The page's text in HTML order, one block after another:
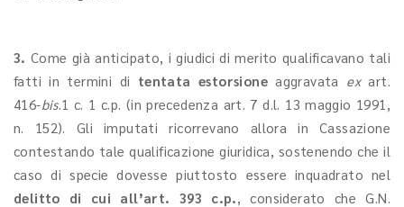
3. Come già anticipato, i giudici di merito qualificavano tali
fatti in termini di tentata estorsioneaggravata exart.
416-bis.1 c. 1 c.p. (in precedenza art. 7 d.l. 13 maggio 1991,
n. 152). Gli imputati ricorrevano allora in Cassazione
contestando tale qualificazione giuridica, sostenendo che il
caso di specie dovesse piuttosto essere inquadrato nel
delitto di cui all’art. 393 c.p., considerato che G.N.